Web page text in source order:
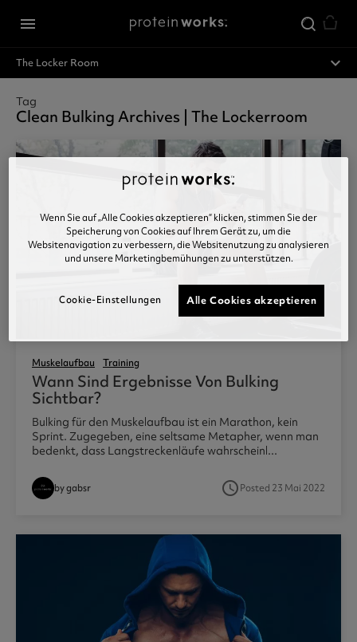
menu
The Locker Room expand_less
Tag
Clean Bulking Archives | The Lockerroom
Muskelaufbau Training
Wann Sind Ergebnisse Von Bulking
Sichtbar?
Bulking für den Muskelaufbau ist ein Marathon, kein
Sprint. Zugegeben, eine seltsame Metapher, wenn man
bedenkt, dass Langstreckenläufe wahrscheinl...
by gabsr access_timePosted 23 Mai 2022
Wenn Sie auf „Alle Cookies akzeptieren“ klicken, stimmen Sie der
Speicherung von Cookies auf Ihrem Gerät zu, um die
Websitenavigation zu verbessern, die Websitenutzung zu analysieren
und unsere Marketingbemühungen zu unterstützen.
Alle Cookies akzeptieren
Cookie-Einstellungen